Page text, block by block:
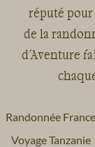
réputé pour
de la
d'Aventure
Randonnée France
Voyage Tanzanie